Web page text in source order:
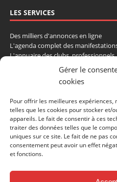
Gérer le
cookies
Pour offrir les meilleures expériences,
telles que les cookies pour stocker et/
appareils. Le fait de consentir à ces
traiter des données telles que le
uniques sur ce site. Le fait de ne pas
consentement peut avoir un effet
et fonctions.
LES SERVICES
Des milliers d'annonces en ligne
L'agenda complet des
L'annuaire des clubs,
La cote et les ventes aux enchères
La Boutique du Collectionneur
CONTACTEZ-NOUS
LA VIE DE L'AUTO
BP 40419
77309 Fontainebleau Cedex
Fax: 01 60 39 69 00